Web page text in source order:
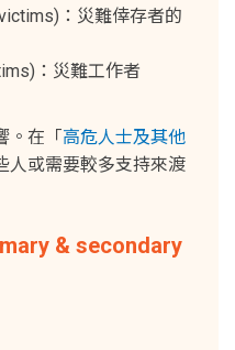
：災難倖存者的
：災難工作者
。在「高危人士及其他
人或需要較多支持來渡
& secondary